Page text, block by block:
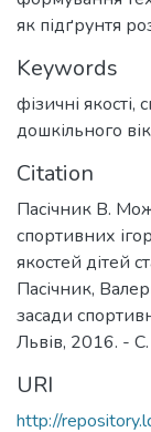
як підґрунтя
Keywords
фізичні якості,
дошкільного
Citation
Пасічник В.
спортивних
якостей дітей
Пасічник,
засади
Львів, 2016. -
URI
http://